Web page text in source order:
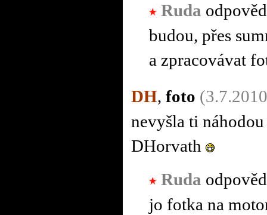
Ruda
budou, přes
a zpracovávat
DH, foto
nevyšla ti
DHorvath
Ruda
jo fotka na